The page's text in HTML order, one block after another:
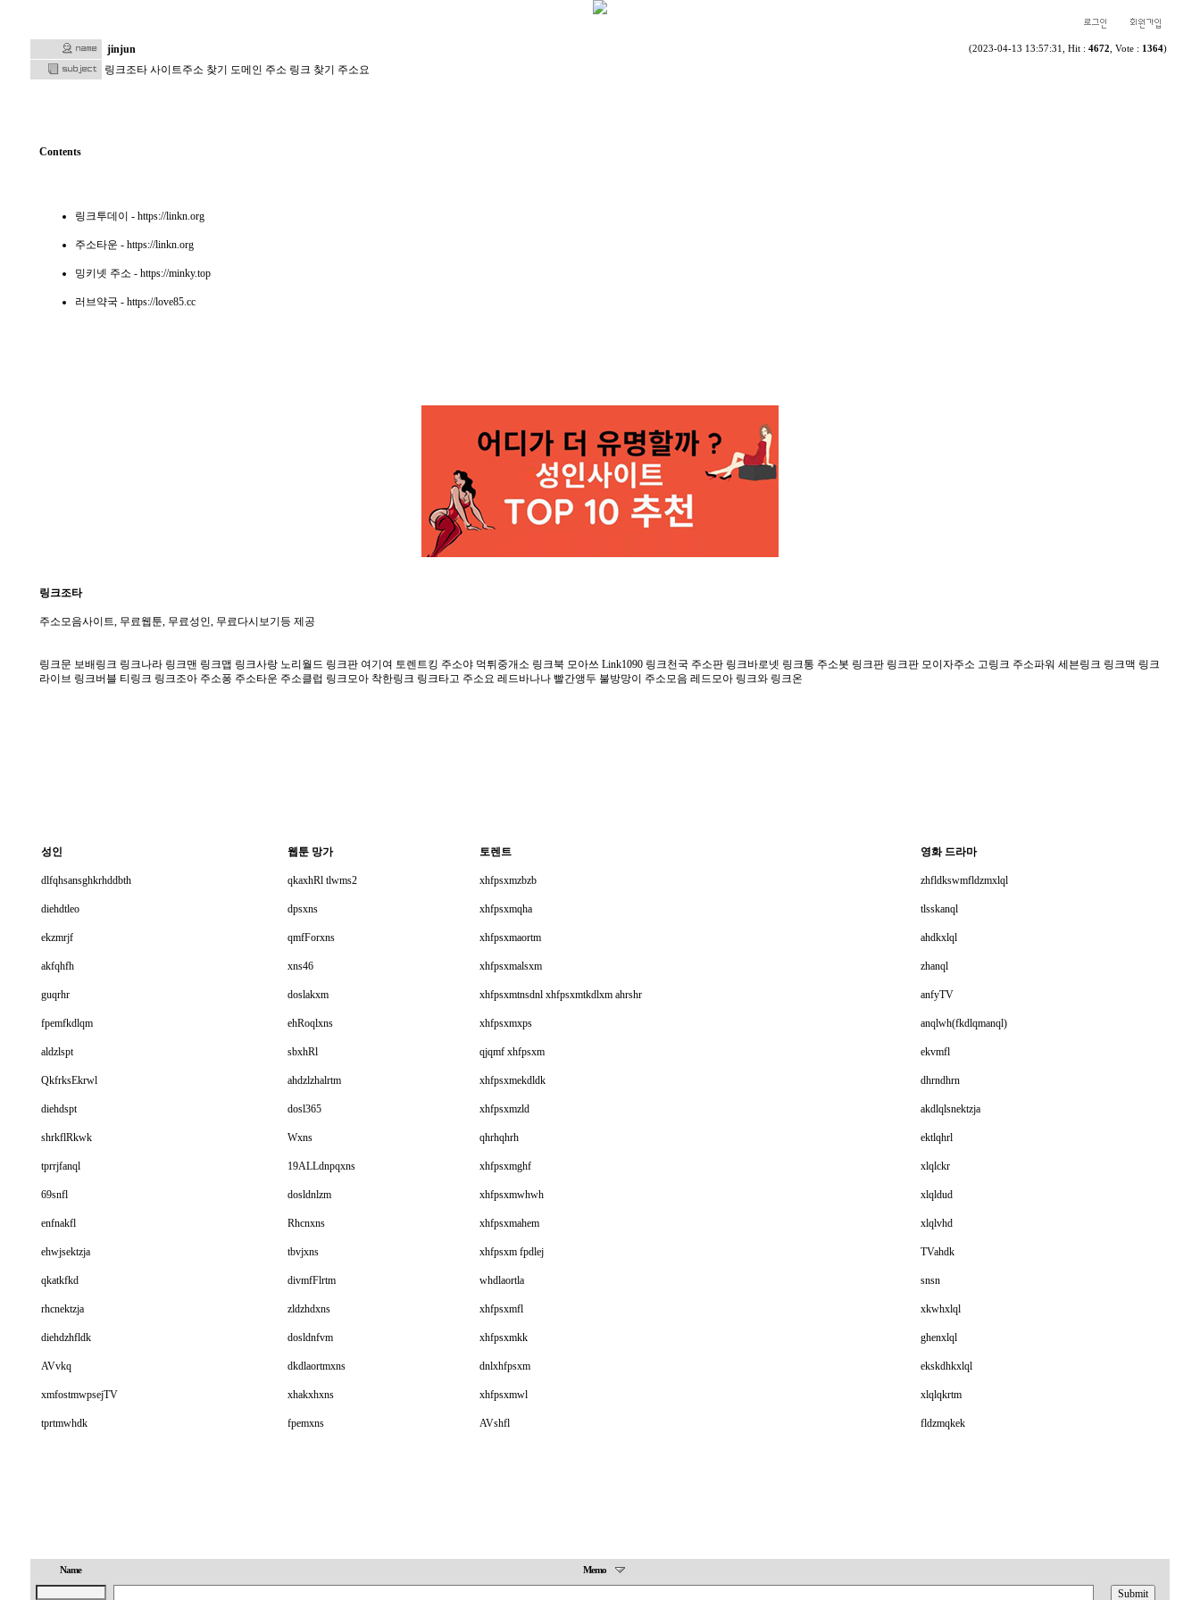
jinjun (2023-04-13 13:57:31, Hit : 4672 , Vote : 1364)
링크조타 사이트주소 찾기 도메인 주소 링크 찾기 주소요
Contents
링크투데이 - https://linkn.org
주소타운 - https://linkn.org
밍키넷 주소 - https://minky.top
러브약국 - https://love85.cc
링크조타
주소모음사이트, 무료웹툰, 무료성인, 무료다시보기등 제공
링크문 보배링크 링크나라 링크맨 링크맵 링크사랑 노리월드 링크판 여기여 토렌트킹 주소야 먹튀중개소 링크북 모아쓰 Link1090 링크천국 주소판 링크바로넷 링크통 주소봇 링크판 링크판 모이자주소 고링크 주소파워 세븐링크 링크맥 링크
라이브 링크버블 티링크 링크조아 주소퐁 주소타운 주소클럽 링크모아 착한링크 링크타고 주소요 레드바나나 빨간앵두 불방망이 주소모음 레드모아 링크와 링크온
성인
dlfqhsansghkrhddbth
diehdtleo
ekzmrjf
akfqhfh
guqrhr
fpemfkdlqm
aldzlspt
QkfrksEkrwl
diehdspt
shrkflRkwk
tprrjfanql
69snfl
enfnakfl
ehwjsektzja
qkatkfkd
rhcnektzja
diehdzhfldk
AVvkq
xmfostmwpsejTV
tprtmwhdk
웹툰 망가
qkaxhRl tlwms2
dpsxns
qmfForxns
xns46
doslakxm
ehRoqlxns
sbxhRl
ahdzlzhalrtm
dosl365
Wxns
19ALLdnpqxns
dosldnlzm
Rhcnxns
tbvjxns
divmfFlrtm
zldzhdxns
dosldnfvm
dkdlaortmxns
xhakxhxns
fpemxns
토렌트
xhfpsxmzbzb
xhfpsxmqha
xhfpsxmaortm
xhfpsxmalsxm
xhfpsxmtnsdnl xhfpsxmtkdlxm ahrshr
xhfpsxmxps
qjqmf xhfpsxm
xhfpsxmekdldk
xhfpsxmzld
qhrhqhrh
xhfpsxmghf
xhfpsxmwhwh
xhfpsxmahem
xhfpsxm fpdlej
whdlaortla
xhfpsxmfl
xhfpsxmkk
dnlxhfpsxm
xhfpsxmwl
AVshfl
영화 드라마
zhfldkswmfldzmxlql
tlsskanql
ahdkxlql
zhanql
anfyTV
anqlwh(fkdlqmanql)
ekvmfl
dhrndhrn
akdlqlsnektzja
ektlqhrl
xlqlckr
xlqldud
xlqlvhd
TVahdk
snsn
xkwhxlql
ghenxlql
ekskdhkxlql
xlqlqkrtm
fldzmqkek
노
제
Name Memo